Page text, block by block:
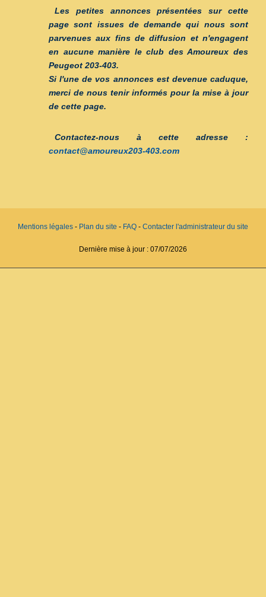
Les petites annonces présentées sur cette
page sont issues de demande qui nous sont
parvenues aux fins de diffusion et n'engagent
en aucune manière le club desAmoureux des
Peugeot 203-403.
Si l'une de vos annonces est devenue caduque,
merci de nous tenir informés pour la mise à jour
de cette page.
Contactez-nous à cette adresse :
contact@amoureux203-403.com
Mentions légales - Plan du site - FAQ - Contacter l'administrateur du site
Dernière mise à jour : 07/07/2026